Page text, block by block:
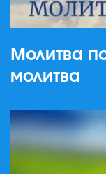
Молитва
молитва